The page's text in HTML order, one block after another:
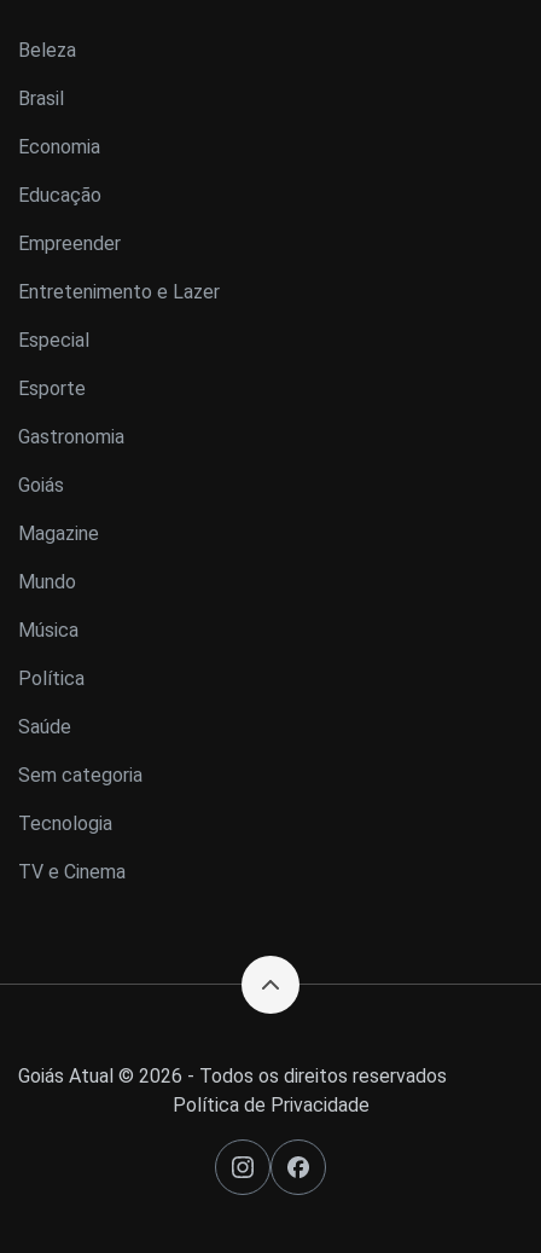
Beleza
Brasil
Economia
Educação
Empreender
Entretenimento e Lazer
Especial
Esporte
Gastronomia
Goiás
Magazine
Mundo
Música
Política
Saúde
Sem categoria
Tecnologia
TV e Cinema
Goiás Atual © 2026 - Todos os direitos reservados
Política de Privacidade